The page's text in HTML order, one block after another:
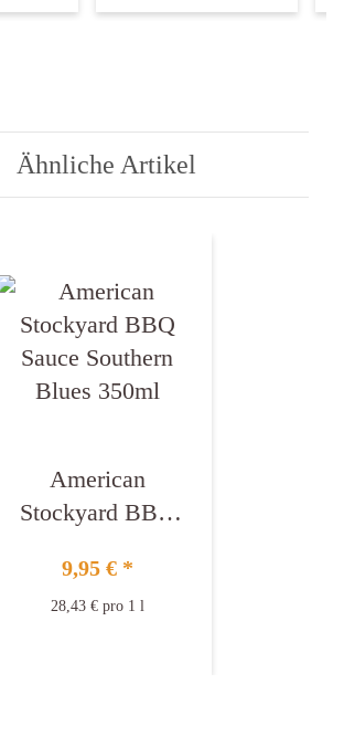
Ähnliche Artikel
American
Stockyard BBQ
Blues 350ml
9,95 € *
28,43 € pro 1 l